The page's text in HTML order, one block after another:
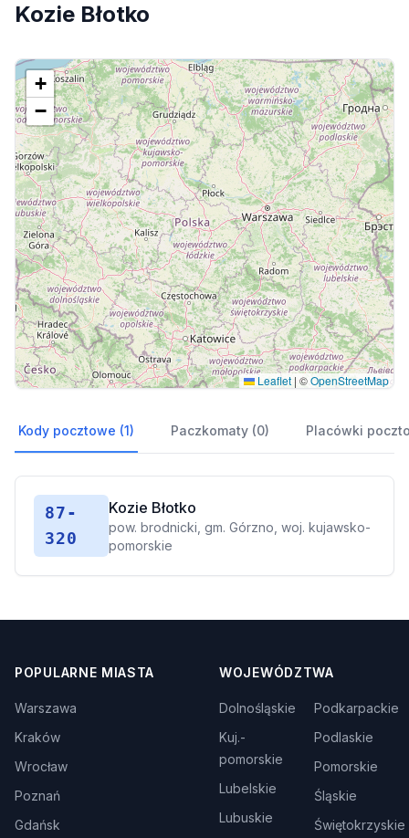
Kozie Błotko
+
−
Leaflet | ©OpenStreetMap
Kody pocztowe (1) Paczkomaty (0) Placówki
87-
320
Kozie Błotko
pow. brodnicki, gm. Górzno, woj. kujawsko-
pomorskie
POPULARNE MIASTA
Warszawa
Kraków
Wrocław
Poznań
Gdańsk
WOJEWÓDZTWA
Dolnośląskie
Kuj.-
pomorskie
Lubelskie
Lubuskie
Podkarpackie
Podlaskie
Pomorskie
Śląskie
Świętokrzyskie